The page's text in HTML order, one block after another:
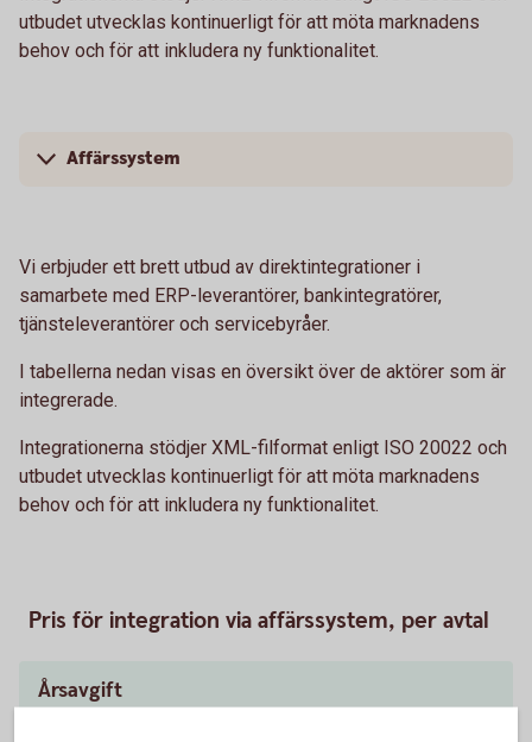
utbudet utvecklas kontinuerligt för att möta marknadens
behov och för att inkludera ny funktionalitet.
Affärssystem
Vi erbjuder ett brett utbud av direktintegrationer i
samarbete med ERP-leverantörer, bankintegratörer,
tjänsteleverantörer och servicebyråer.
I tabellerna nedan visas en översikt över de aktörer som är
integrerade.
Integrationerna stödjer XML-filformat enligt ISO 20022 och
utbudet utvecklas kontinuerligt för att möta marknadens
behov och för att inkludera ny funktionalitet.
Pris för integration via affärssystem, per avtal
Årsavgift